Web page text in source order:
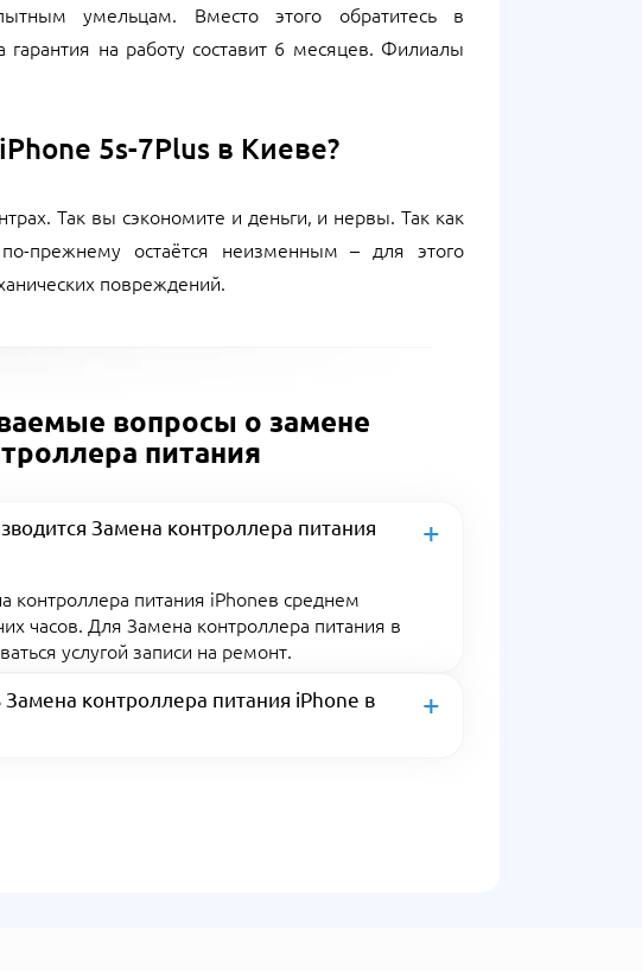
умельцам. Вместо этого обратитесь в
на работу составит 6 месяцев. Филиалы
5s-7Plus в Киеве?
Так вы сэкономите и деньги, и нервы. Так как
прежнему остаётся неизменным – для этого
повреждений.
вопросы о замене
питания
Замена контроллера питания
питания iPhoneв среднем
часов. Для Замена контроллера питания в
услугой записи на ремонт.
контроллера питания iPhone в